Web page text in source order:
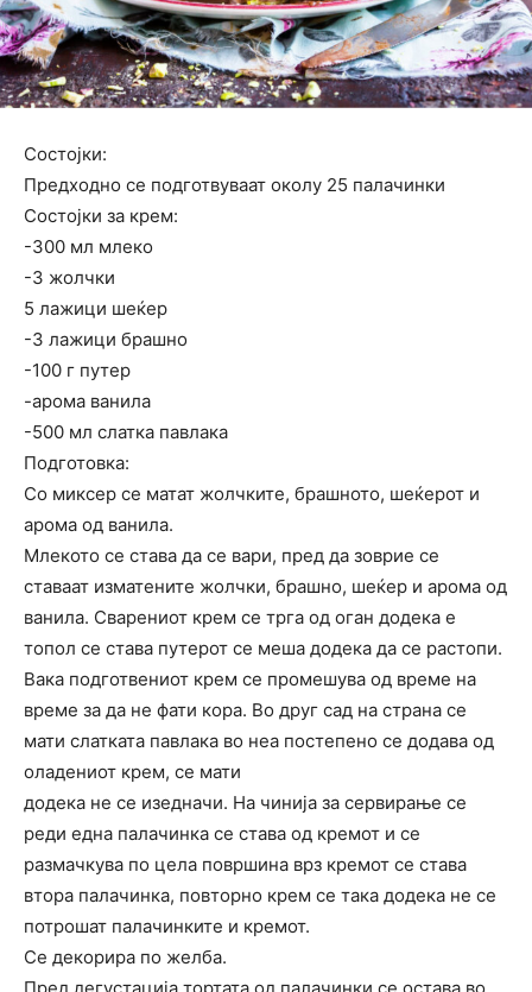
Состојки:
Предходно се подготвуваат околу 25 палачинки
Состојки за крем:
-300 мл млеко
-3 жолчки
5 лажици шеќер
-3 лажици брашно
-100 г путер
-арома ванила
-500 мл слатка павлака
Подготовка:
Со миксер се матат жолчките, брашното, шеќерот и
арома од ванила.
Млекото се става да се вари, пред да зоврие се
ставаат изматените жолчки, брашно, шеќер и арома од
ванила. Сварениот крем се трга од оган додека е
топол се става путерот се меша додека да се растопи.
Вака подготвениот крем се промешува од време на
време за да не фати кора. Во друг сад на страна се
мати слатката павлака во неа постепено се додава од
оладениот крем, се мати
додека не се изедначи. На чинија за сервирање се
реди една палачинка се става од кремот и се
размачкува по цела површина врз кремот се става
втора палачинка, повторно крем се така додека не се
потрошат палачинките и кремот.
Се декорира по желба.